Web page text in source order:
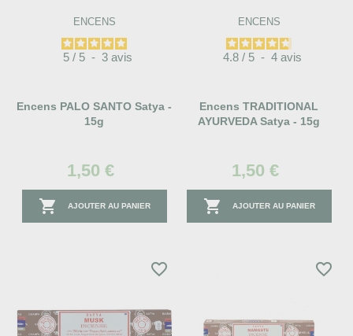
ENCENS
5 / 5 - 3 avis
Encens PALO SANTO Satya -
15g
1,50 €
 AJOUTER AU PANIER
ENCENS
4.8 / 5 - 4 avis
Encens TRADITIONAL
AYURVEDA Satya - 15g
1,50 €
 AJOUTER AU PANIER
favorite_border favorite_border